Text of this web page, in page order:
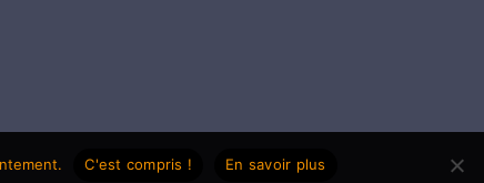
C'est compris ! En savoir plus